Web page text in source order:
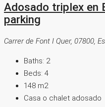
Adosado triplex en
parking
Carrer de Font I Quer, 07800,
Baths: 2
Beds: 4
148 m2
Casa o chalet adosado